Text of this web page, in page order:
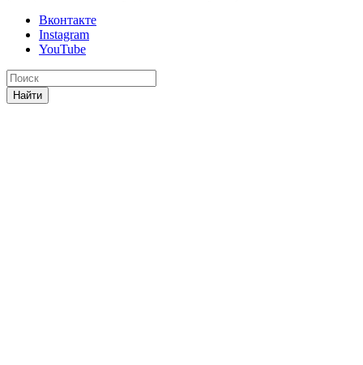
Вконтакте
Instagram
YouTube
Найти